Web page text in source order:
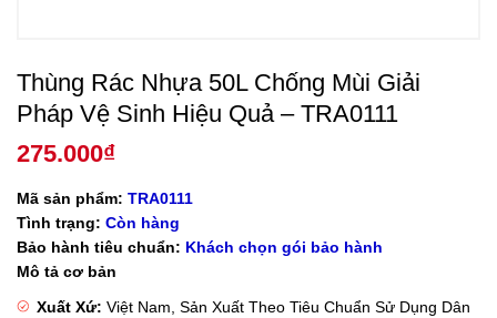
Thùng Rác Nhựa 50L Chống Mùi Giải
Pháp Vệ Sinh Hiệu Quả – TRA0111
275.000₫
Mã sản phẩm: TRA0111
Tình trạng: Còn hàng
Bảo hành tiêu chuẩn: Khách chọn gói bảo hành
Mô tả cơ bản
Xuất Xứ: Việt Nam, Sản Xuất Theo Tiêu Chuẩn Sử Dụng Dân